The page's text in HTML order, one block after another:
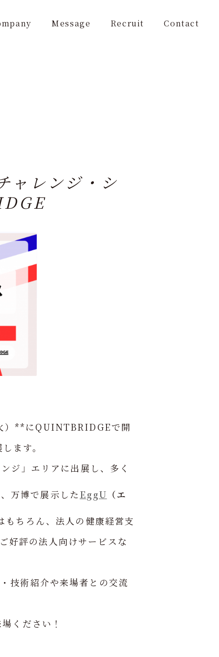
Message Recruit Contact
ャレンジ・シ
）**にQUINTBRIDGEで開
ます。
ジ」エリアに出展し、多く
万博で展示したEggU （エ
ちろん、法人の健康経営支
好評の法人向けサービスな
技術紹介や来場者との交流
ください！